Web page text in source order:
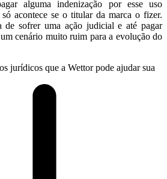
alguma indenização por esse uso
acontece se o titular da marca o fizer.
de sofrer uma ação judicial e até pagar
cenário muito ruim para a evolução do
jurídicos que a Wettor pode ajudar sua